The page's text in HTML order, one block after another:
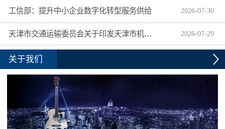
工信部：提升中小企业数字化转型服务供给 2026-07-30
天津市交通运输委员会关于印发天津市机动车驾驶员培训机构及教练员综合信用评价管理办法的通知 2026-07-29
关于我们